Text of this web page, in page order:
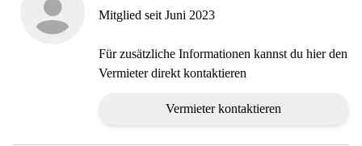
Mitglied seit Juni 2023
Für zusätzliche Informationen kannst du hier den
Vermieter direkt kontaktieren
Vermieter kontaktieren